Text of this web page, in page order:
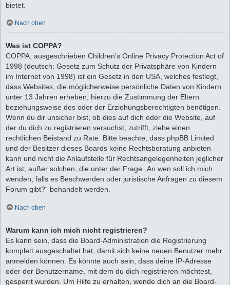
bietet.
Nach oben
Was ist COPPA?
COPPA, ausgeschrieben Children’s Online Privacy Protection Act of
1998 (deutsch: Gesetz zum Schutz der Privatsphäre von Kindern
im Internet von 1998) ist ein Gesetz in den USA, welches festlegt,
dass Websites, die möglicherweise persönliche Daten von Kindern
unter 13 Jahren erheben, hierzu die Zustimmung der Eltern
beziehungsweise des oder der Erziehungsberechtigten benötigen.
Wenn du dir unsicher bist, ob dies auf dich oder die Website, auf
der du dich zu registrieren versuchst, zutrifft, ziehe einen
rechtlichen Beistand zu Rate. Bitte beachte, dass phpBB Limited
und der Besitzer dieses Boards keine Rechtsberatung anbieten
kann und nicht die Anlaufstelle für Rechtsangelegenheiten jeglicher
Art ist; außer solchen, die unter der Frage „An wen soll ich mich
wenden, falls es Beschwerden oder juristische Anfragen zu diesem
Forum gibt?“ behandelt werden.
Nach oben
Warum kann ich mich nicht registrieren?
Es kann sein, dass die Board-Administration die Registrierung
komplett ausgeschaltet hat, damit sich keine neuen Benutzer mehr
anmelden können. Es könnte auch sein, dass deine IP-Adresse
oder der Benutzername, mit dem du dich registrieren möchtest,
gesperrt wurden. Um Hilfe zu erhalten, wende dich an die Board-